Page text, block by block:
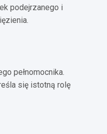
podejrzanego i
pełnomocnika.
się istotną rolę